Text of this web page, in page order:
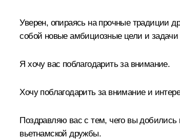
Уверен, опираясь на прочные традиции
собой новые амбициозные цели и задачи
Я хочу вас поблагодарить за внимание.
Хочу поблагодарить за внимание и
Поздравляю вас с тем, чего вы добились
вьетнамской дружбы.